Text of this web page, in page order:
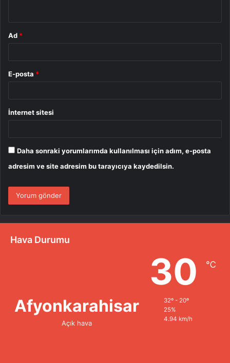
Ad *
E-posta *
İnternet sitesi
Daha sonraki yorumlarımda kullanılması için adım, e-posta
adresim ve site adresim bu tarayıcıya kaydedilsin.
Hava Durumu
Afyonkarahisar
Açık hava
30 ℃
32º - 20º
25%
4.94 km/h